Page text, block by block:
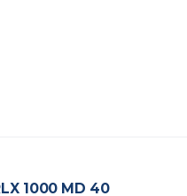
1000 MD 40